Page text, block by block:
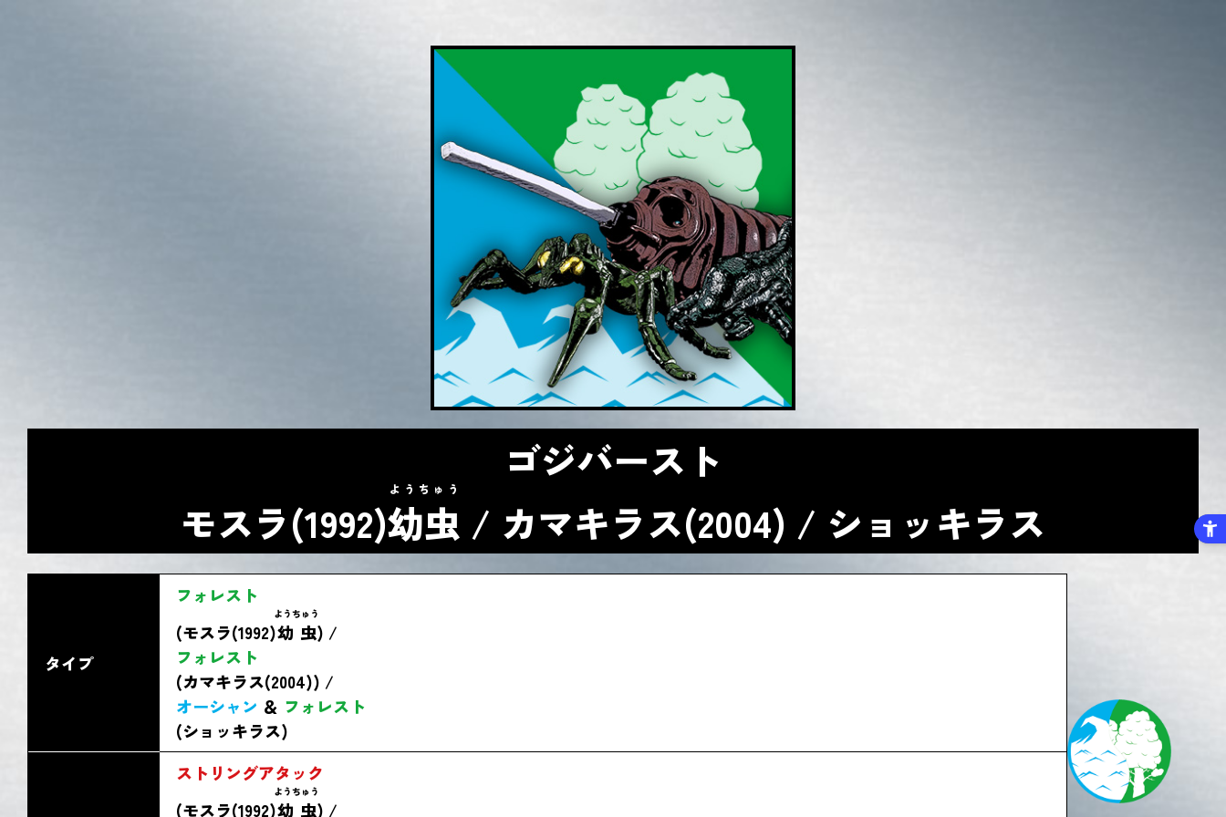
ゴジバースト
モスラ(1992)幼虫
ようちゅう
/ カマキラス(2004) / ショッキラス
タイプ
フォレスト
(モスラ(1992)幼虫
ようちゅう
) /
フォレスト
(カマキラス(2004)) /
オーシャン ＆ フォレスト
(ショッキラス)
ストリングアタック
(モスラ(1992)幼虫
ようちゅう
) /